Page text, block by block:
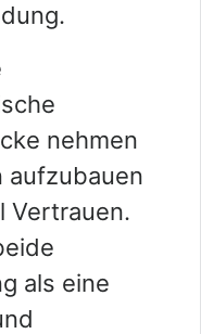
nehmen
aufzubauen
Vertrauen.
als eine